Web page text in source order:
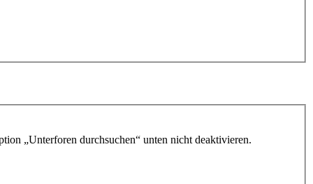
„Unterforen durchsuchen“ unten nicht deaktivieren.